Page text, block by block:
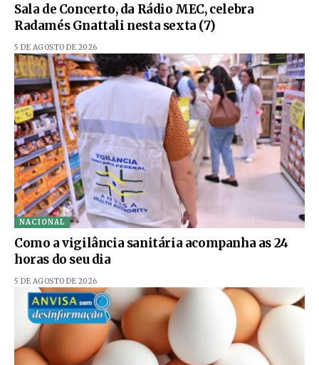
Sala de Concerto, da Rádio MEC, celebra
Radamés Gnattali nesta sexta (7)
5 DE AGOSTO DE 2026
NACIONAL
Como a vigilância sanitária acompanha as 24
horas do seu dia
5 DE AGOSTO DE 2026